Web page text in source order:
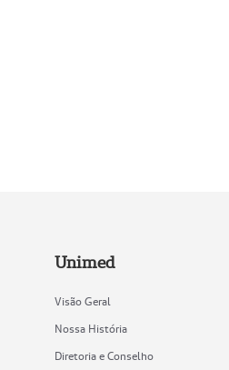
Unimed
Visão Geral
Nossa História
Diretoria e Conselho